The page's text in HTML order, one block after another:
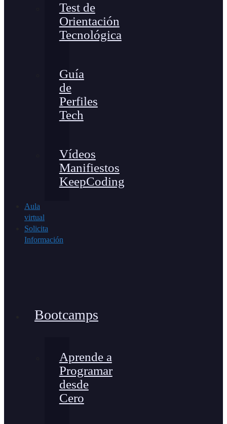
Test de
Orientación
Tecnológica
Guía
de
Perfiles
Tech
Vídeos
Manifiestos
KeepCoding
Aula
virtual
Solicita
Información
Bootcamps
Aprende a
Programar
desde
Cero